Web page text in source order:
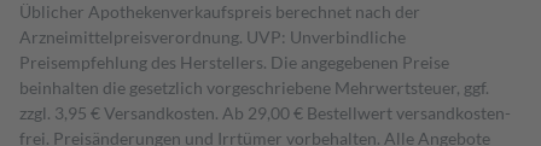
Üblicher Apothekenverkaufspreis berechnet nach der
Arzneimittelpreisverordnung. UVP: Unverbindliche
Preisempfehlung des Herstellers. Die angegebenen Preise
beinhalten die gesetzlich vorgeschriebene Mehrwertsteuer, ggf.
zzgl. 3,95 € Versandkosten. Ab 29,00 € Bestell­wert versand­kosten­
frei. Preisänderungen und Irrtümer vorbehalten. Alle Angebote